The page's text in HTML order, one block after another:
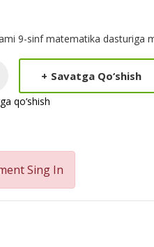
9-sinf matematika dasturiga
+ Savatga Qo‘shish
qo‘shish
Sing In